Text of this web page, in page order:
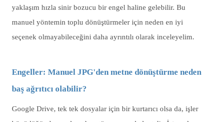
yaklaşım hızla sinir bozucu bir engel haline gelebilir. Bu
manuel yöntemin toplu dönüştürmeler için neden en iyi
seçenek olmayabileceğini daha ayrıntılı olarak inceleyelim.
Engeller: Manuel JPG'den metne dönüştürme neden
baş ağrıtıcı olabilir?
Google Drive, tek tek dosyalar için bir kurtarıcı olsa da, işler